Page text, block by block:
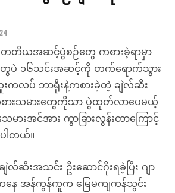
တတိယအဆင့်ပွဲစဉ်တွေ ကစားခဲ့ရာမှာ
ေပဲ ၁၆သင်းအဆင့်ကို တက်ရောက်သွား
ကလပ် ဘာရိုးနဲ့ကစားခဲ့တဲ့ ချဲလ်ဆီး
ားသမားတွေကိုသာ ပွဲထုတ်လာပေမယ့်
မားအင်အား ကွာခြားလွန်းတာကြောင့်
ပါတယ်။
ျဲလ်ဆီးအသင်း ဦးဆောင်ဂိုးရခဲ့ပြီး ဂျာ
နေ အန်ကွန်ကူက မြေမကျကန်သွင်း